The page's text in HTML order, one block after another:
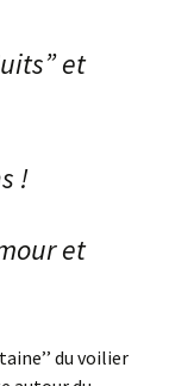
et
!
et
du voilier